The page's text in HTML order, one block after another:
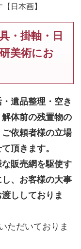
日本画】
・掛軸・日
美術にお
遺品整理・空き
体前の残置物の
ご依頼者様の立場
頂きます。
販売網を駆使す
、お客様の大事
ししておりま
ただいておりま